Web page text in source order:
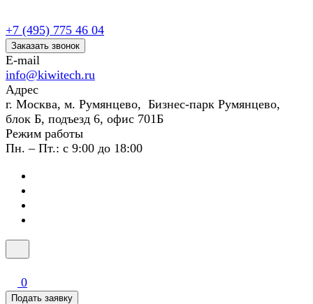
+7 (495) 775 46 04
Заказать звонок
E-mail
info@kiwitech.ru
Адрес
г. Москва, м. Румянцево, Бизнес-парк Румянцево,
блок Б, подъезд 6, офис 701Б
Режим работы
Пн. – Пт.: с 9:00 до 18:00
0
Подать заявку